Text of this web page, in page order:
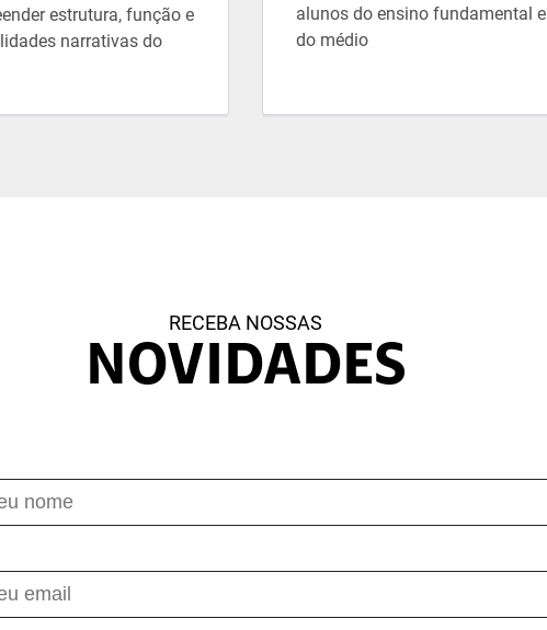
estrutura, função e
narrativas do
alunos do ensino fundamental e
do médio
RECEBA NOSSAS
NOVIDADES